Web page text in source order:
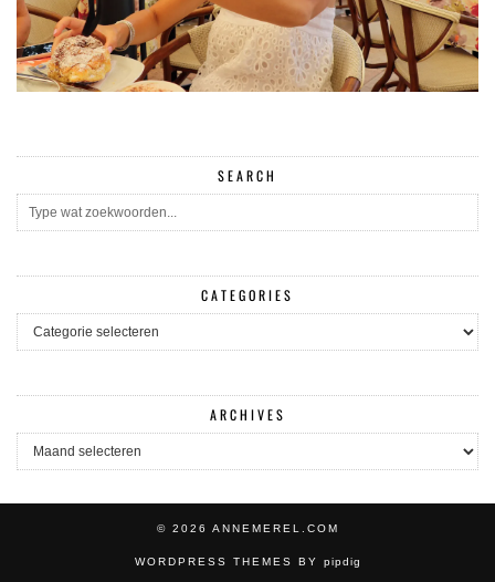
SEARCH
CATEGORIES
CATEGORIES
ARCHIVES
ARCHIVES
© 2026 ANNEMEREL.COM
WORDPRESS THEMES BY pipdig